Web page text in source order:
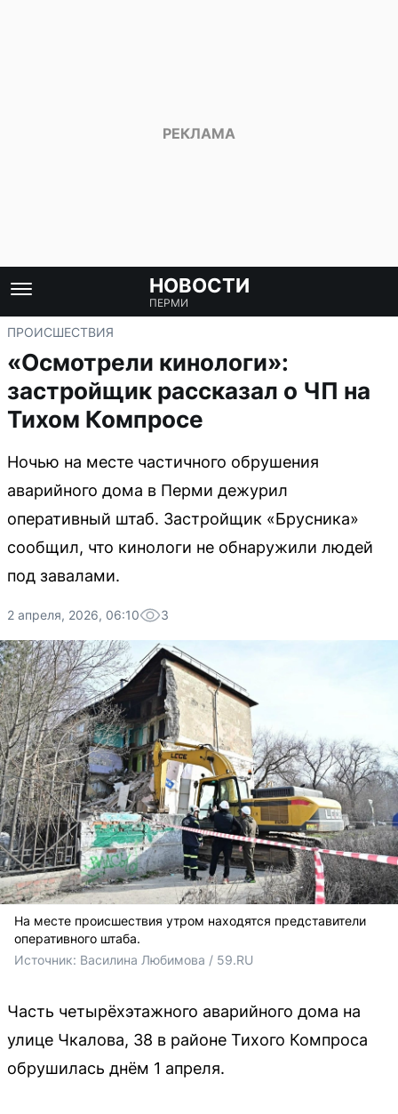
НОВОСТИ
ПЕРМИ
ПРОИСШЕСТВИЯ
«Осмотрели кинологи»:
застройщик рассказал о ЧП на
Тихом Компросе
Ночью на месте частичного обрушения
аварийного дома в Перми дежурил
оперативный штаб. Застройщик «Брусника»
сообщил, что кинологи не обнаружили людей
под завалами.
2 апреля, 2026, 06:10 3
На месте происшествия утром находятся представители
оперативного штаба.
Источник: Василина Любимова / 59.RU
Часть четырёхэтажного аварийного дома на
улице Чкалова, 38 в районе Тихого Компроса
обрушилась днём 1 апреля.